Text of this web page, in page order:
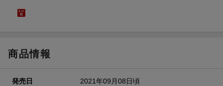
商品情報
発売日 2021年09月08日頃